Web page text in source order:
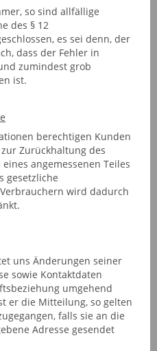
so sind allfällige
des § 12
es sei denn, der
dass der Fehler in
zumindest grob
ist.
berechtigen Kunden
Zurückhaltung des
angemessenen Teiles
gesetzliche
wird dadurch
uns Änderungen seiner
sowie Kontaktdaten
umgehend
er die Mitteilung, so gelten
falls sie an die
Adresse gesendet